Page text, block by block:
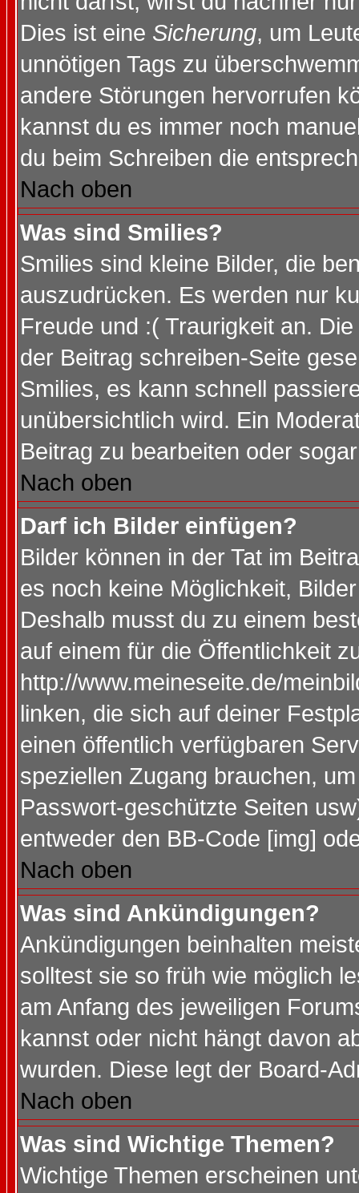
Dies ist eine Sicherung, um
unnötigen Tags zu
andere Störungen hervorrufen
kannst du es immer noch
du beim Schreiben die
Nach oben
Was sind Smilies?
Smilies sind kleine Bilder, die
auszudrücken. Es werden nur
Freude und :( Traurigkeit an.
der Beitrag schreiben-Seite
Smilies, es kann schnell
unübersichtlich wird. Ein
Beitrag zu bearbeiten oder
Nach oben
Darf ich Bilder einfügen?
Bilder können in der Tat im
es noch keine Möglichkeit,
Deshalb musst du zu einem
auf einem für die Öffentlichkeit
http://www.meineseite.de/
linken, die sich auf deiner
einen öffentlich verfügbaren
speziellen Zugang brauchen,
Passwort-geschützte Seiten
entweder den BB-Code [img]
Nach oben
Was sind Ankündigungen?
Ankündigungen beinhalten
solltest sie so früh wie möglich
am Anfang des jeweiligen
kannst oder nicht hängt davon
wurden. Diese legt der Board-
Nach oben
Was sind Wichtige Themen?
Wichtige Themen erscheinen